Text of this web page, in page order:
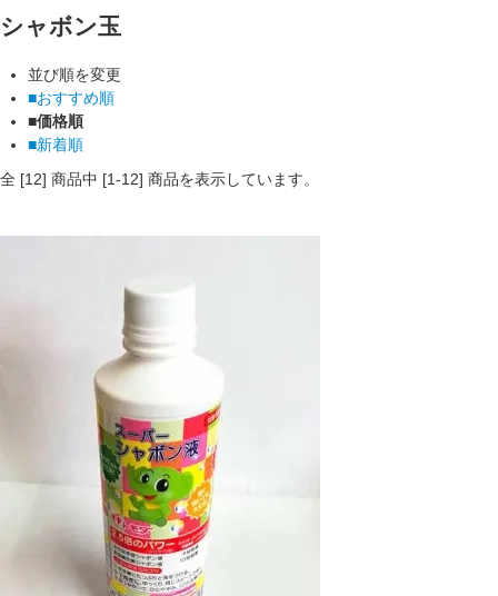
シャボン玉
並び順を変更
■おすすめ順
■価格順
■新着順
全 [12] 商品中 [1-12] 商品を表示しています。